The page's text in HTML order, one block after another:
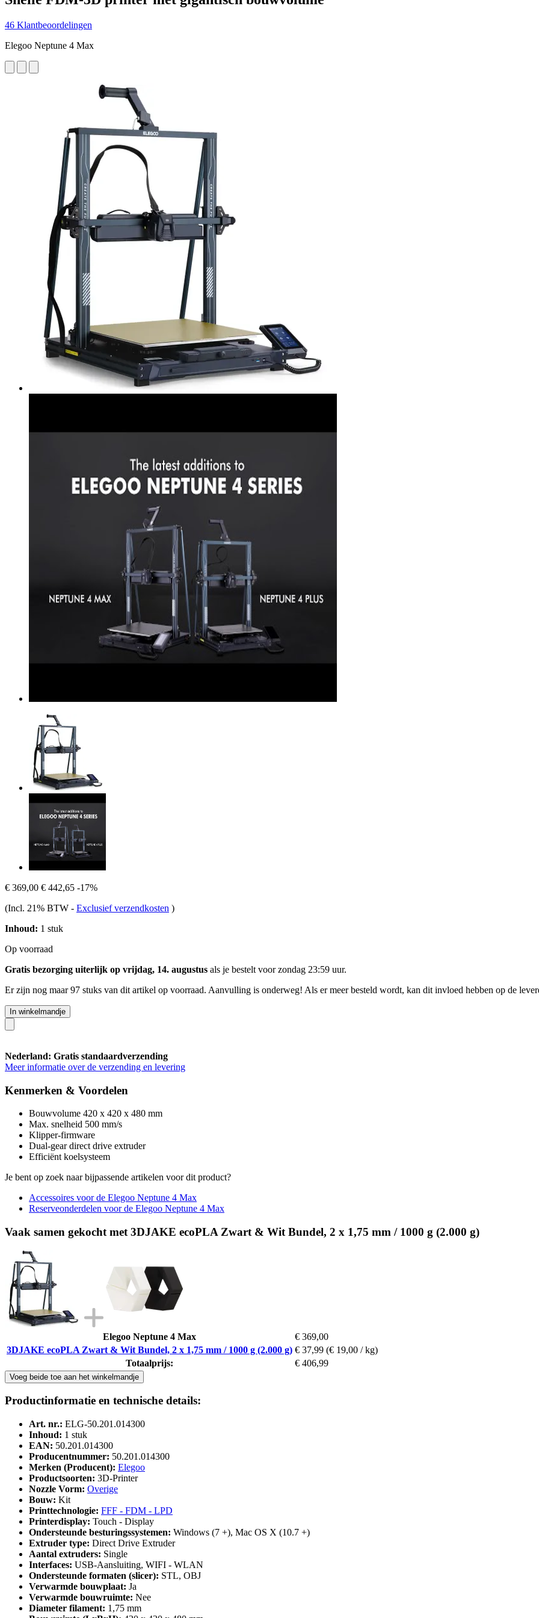
46 Klantbeoordelingen
Elegoo Neptune 4 Max
€ 369,00 € 442,65 -17%
(Incl. 21% BTW - Exclusief verzendkosten )
Inhoud: 1 stuk
Op voorraad
Gratis bezorging uiterlijk op vrijdag, 14. augustus als je bestelt voorzondag 23:59 uur.
Er zijn nog maar 97 stuks van dit artikel op voorraad. Aanvulling is onderweg! Als er meer besteld wordt, kan dit invloed hebben op de
In winkelmandje
Nederland: Gratis standaardverzending
Meer informatie over de verzending en levering
Kenmerken & Voordelen
Bouwvolume 420 x 420 x 480 mm
Max. snelheid 500 mm/s
Klipper-firmware
Dual-gear direct drive extruder
Efficiënt koelsysteem
Je bent op zoek naar bijpassende artikelen voor dit product?
Accessoires voor de Elegoo Neptune 4 Max
Reserveonderdelen voor de Elegoo Neptune 4 Max
Vaak samen gekocht met 3DJAKE ecoPLA Zwart & Wit Bundel, 2 x 1,75 mm / 1000 g (2.000 g)
Elegoo Neptune 4 Max
€ 369,00
3DJAKE ecoPLA Zwart & Wit Bundel, 2 x 1,75 mm / 1000 g (2.000 g) € 37,99 (€ 19,00 / kg)
Totaalprijs:
€ 406,99
Voeg beide toe aan het winkelmandje
Productinformatie en technische details:
Art. nr.: ELG-50.201.014300
Inhoud: 1 stuk
EAN: 50.201.014300
Producentnummer: 50.201.014300
Merken (Producent): Elegoo
Productsoorten: 3D-Printer
Nozzle Vorm: Overige
Bouw: Kit
Printtechnologie: FFF - FDM - LPD
Printerdisplay: Touch - Display
Ondersteunde besturingssystemen: Windows (7 +), Mac OS X (10.7 +)
Extruder type: Direct Drive Extruder
Aantal extruders: Single
Interfaces: USB-Aansluiting, WIFI - WLAN
Ondersteunde formaten (slicer): STL, OBJ
Verwarmde bouwplaat: Ja
Verwarmde bouwruimte: Nee
Diameter filament: 1,75 mm